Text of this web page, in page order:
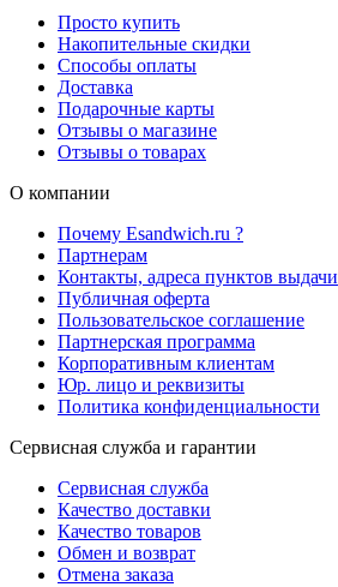
Просто купить
Накопительные скидки
Способы оплаты
Доставка
Подарочные карты
Отзывы о магазине
Отзывы о товарах
О компании
Почему Esandwich.ru ?
Партнерам
Контакты, адреса пунктов выдачи
Публичная оферта
Пользовательское соглашение
Партнерская программа
Корпоративным клиентам
Юр. лицо и реквизиты
Политика конфиденциальности
Сервисная служба и гарантии
Сервисная служба
Качество доставки
Качество товаров
Обмен и возврат
Отмена заказа